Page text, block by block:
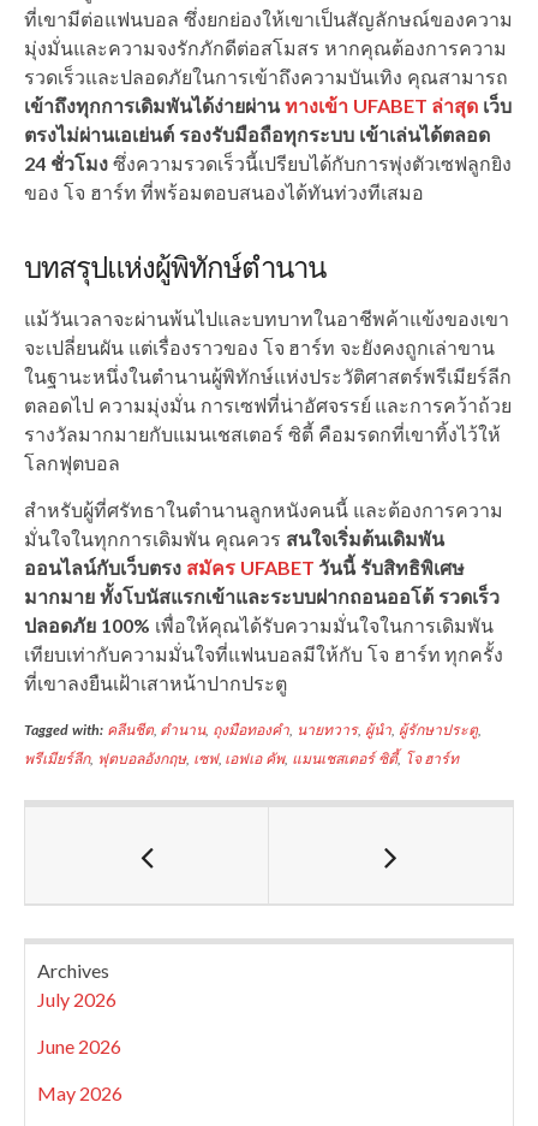
ที่เขามีต่อแฟนบอล ซึ่งยกย่องให้เขาเป็นสัญลักษณ์ของความ
มุ่งมั่นและความจงรักภักดีต่อสโมสร หากคุณต้องการความ
รวดเร็วและปลอดภัยในการเข้าถึงความบันเทิง คุณสามารถ
เข้าถึงทุกการเดิมพันได้ง่ายผ่านทางเข้า UFABET ล่าสุด เว็บ
ตรงไม่ผ่านเอเย่นต์ รองรับมือถือทุกระบบ เข้าเล่นได้ตลอด
24 ชั่วโมงซึ่งความรวดเร็วนี้เปรียบได้กับการพุ่งตัวเซฟลูกยิง
ของ โจ ฮาร์ท ที่พร้อมตอบสนองได้ทันท่วงทีเสมอ
บทสรุปแห่งผู้พิทักษ์ตำนาน
แม้วันเวลาจะผ่านพ้นไปและบทบาทในอาชีพค้าแข้งของเขา
จะเปลี่ยนผัน แต่เรื่องราวของ โจ ฮาร์ท จะยังคงถูกเล่าขาน
ในฐานะหนึ่งในตำนานผู้พิทักษ์แห่งประวัติศาสตร์พรีเมียร์ลีก
ตลอดไป ความมุ่งมั่น การเซฟที่น่าอัศจรรย์ และการคว้าถ้วย
รางวัลมากมายกับแมนเชสเตอร์ ซิตี้ คือมรดกที่เขาทิ้งไว้ให้
โลกฟุตบอล
สำหรับผู้ที่ศรัทธาในตำนานลูกหนังคนนี้ และต้องการความ
มั่นใจในทุกการเดิมพัน คุณควร สนใจเริ่มต้นเดิมพัน
ออนไลน์กับเว็บตรง สมัคร UFABET วันนี้ รับสิทธิพิเศษ
มากมาย ทั้งโบนัสแรกเข้าและระบบฝากถอนออโต้ รวดเร็ว
ปลอดภัย 100% เพื่อให้คุณได้รับความมั่นใจในการเดิมพัน
เทียบเท่ากับความมั่นใจที่แฟนบอลมีให้กับ โจ ฮาร์ท ทุกครั้ง
ที่เขาลงยืนเฝ้าเสาหน้าปากประตู
Tagged with: คลีนชีต, ตำนาน, ถุงมือทองคำ นายทวาร, ผู้นำ, ผู้รักษาประตู,
พรีเมียร์ลีก, ฟุตบอลอังกฤษ, เซฟ, เอฟเอ คัพ, แมนเชสเตอร์ ซิตี้, โจ ฮาร์ท
Archives
July 2026
June 2026
May 2026